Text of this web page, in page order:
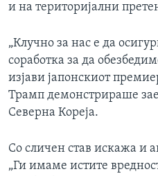
и на територијални
„Клучно за нас е да
соработка за да
изјави јапонскиот
Трамп демонстрираше
Северна Кореја.
Со сличен став искажа и
„Ги имаме истите